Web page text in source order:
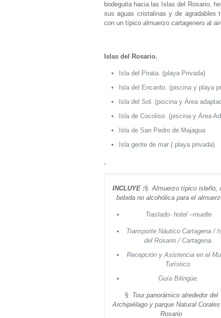
bodeguita hacia las Islas del Rosario,
sus aguas cristalinas y de agradables
con un típico almuerzo cartagenero al
Islas del
Isla del Pirata. (playa Privada)
Isla del Encanto. (piscina y playa
Isla del Sol. (piscina y Área
Isla de Cocoliso. (piscina y Área
Isla de San Pedro de Majagua
Isla gente de mar ( playa privada)
INCLUYE :§ Almuerzo típico isleño,
bebida no alcohólica para el
Traslado- hotel –muelle
Transporte Náutico Cartagena /
del Rosario / Cartagena.
Recepción y Asistencia en el
Turístico.
Guía Bilingüe.
§ Tour panorámico alrededor del
Archipiélago y parque Natural
Rosario